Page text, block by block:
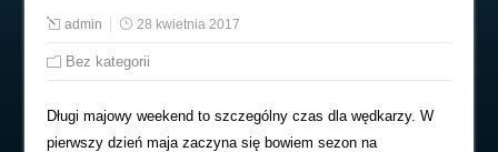
admin 28 kwietnia 2017
Bez kategorii
Długi majowy weekend to szczególny czas dla wędkarzy. W
pierwszy dzień maja zaczyna się bowiem sezon na